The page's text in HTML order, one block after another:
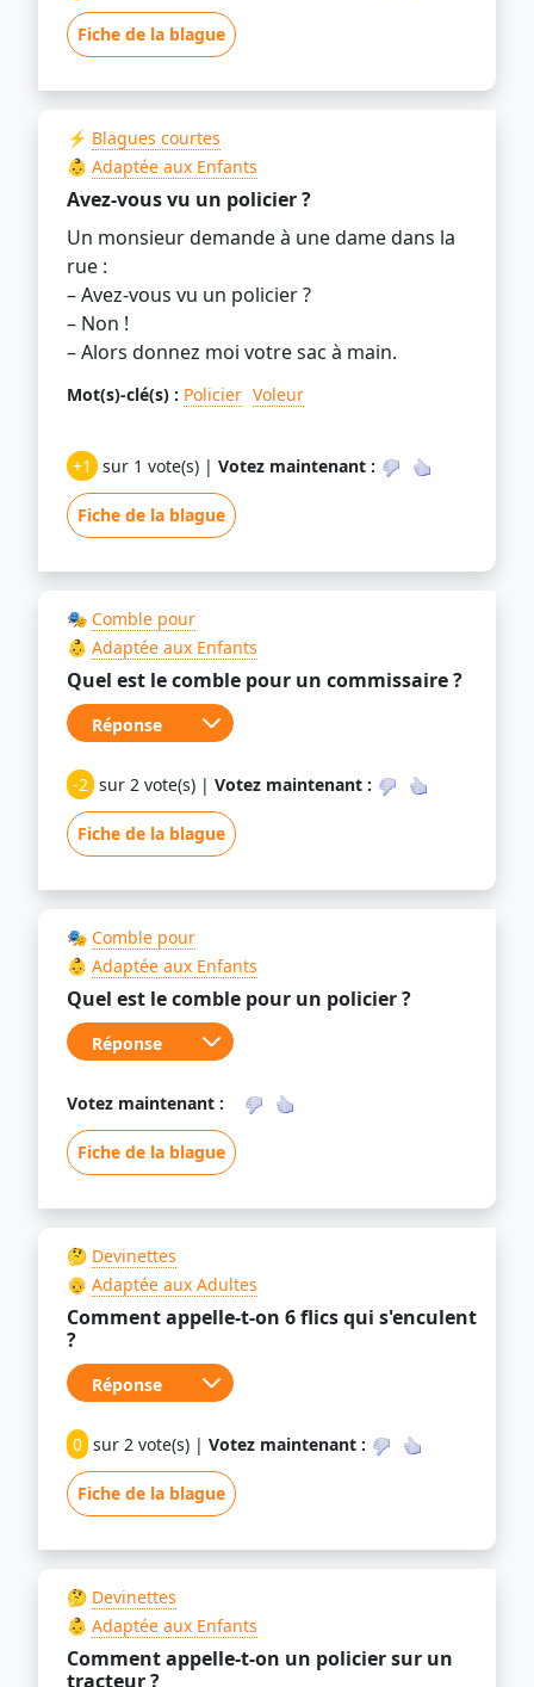
Fiche de la blague
⚡ Blagues courtes
👶 Adaptée aux Enfants
Avez-vous vu un policier ?
Un monsieur demande à une dame dans la
rue :
– Avez-vous vu un policier ?
– Non !
– Alors donnez moi votre sac à main.
Mot(s)-clé(s) : Policier Voleur
+1 sur 1 vote(s) | Votez maintenant :
Fiche de la blague
🎭 Comble pour
👶 Adaptée aux Enfants
Quel est le comble pour un commissaire ?
-2 sur 2 vote(s) | Votez maintenant :
Fiche de la blague
🎭 Comble pour
👶 Adaptée aux Enfants
Quel est le comble pour un policier ?
Votez maintenant :
Fiche de la blague
🤔 Devinettes
👴 Adaptée aux Adultes
Comment appelle-t-on 6 flics qui s'enculent
?
0 sur 2 vote(s) | Votez maintenant :
Fiche de la blague
🤔 Devinettes
👶 Adaptée aux Enfants
Comment appelle-t-on un policier sur un
tracteur ?